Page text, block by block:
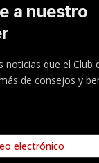
a nuestro
noticias que el Club
de consejos y